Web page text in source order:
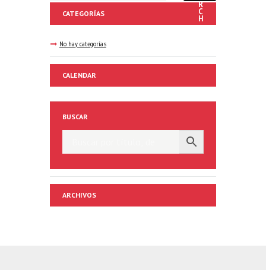
CATEGORÍAS
No hay categorías
CALENDAR
BUSCAR
ARCHIVOS